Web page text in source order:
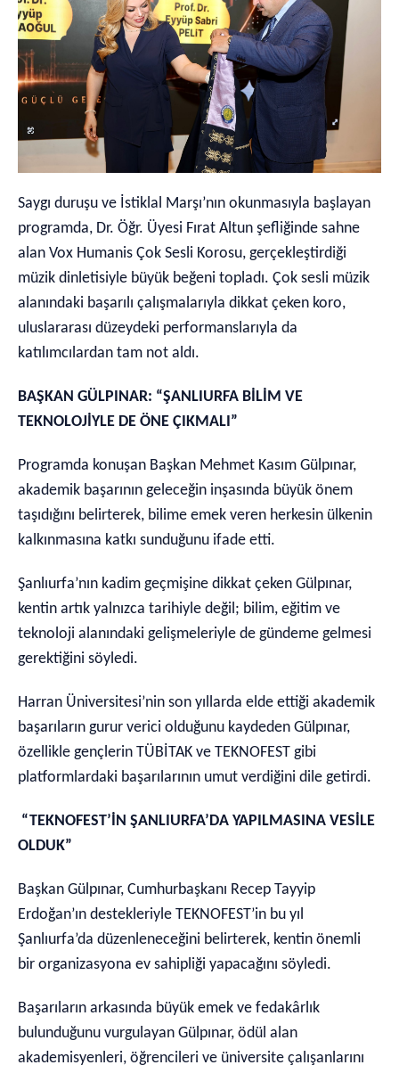
Saygı duruşu ve İstiklal Marşı’nın okunmasıyla başlayan
programda, Dr. Öğr. Üyesi Fırat Altun şefliğinde sahne
alan Vox Humanis Çok Sesli Korosu, gerçekleştirdiği
müzik dinletisiyle büyük beğeni topladı. Çok sesli müzik
alanındaki başarılı çalışmalarıyla dikkat çeken koro,
uluslararası düzeydeki performanslarıyla da
katılımcılardan tam not aldı.
BAŞKAN GÜLPINAR: “ŞANLIURFA BİLİM VE
TEKNOLOJİYLE DE ÖNE ÇIKMALI”
Programda konuşan Başkan Mehmet Kasım Gülpınar,
akademik başarının geleceğin inşasında büyük önem
taşıdığını belirterek, bilime emek veren herkesin ülkenin
kalkınmasına katkı sunduğunu ifade etti.
Şanlıurfa’nın kadim geçmişine dikkat çeken Gülpınar,
kentin artık yalnızca tarihiyle değil; bilim, eğitim ve
teknoloji alanındaki gelişmeleriyle de gündeme gelmesi
gerektiğini söyledi.
Harran Üniversitesi’nin son yıllarda elde ettiği akademik
başarıların gurur verici olduğunu kaydeden Gülpınar,
özellikle gençlerin TÜBİTAK ve TEKNOFEST gibi
platformlardaki başarılarının umut verdiğini dile getirdi.
“TEKNOFEST’İN ŞANLIURFA’DA YAPILMASINA VESİLE
OLDUK”
Başkan Gülpınar, Cumhurbaşkanı Recep Tayyip
Erdoğan’ın destekleriyle TEKNOFEST’in bu yıl
Şanlıurfa’da düzenleneceğini belirterek, kentin önemli
bir organizasyona ev sahipliği yapacağını söyledi.
Başarıların arkasında büyük emek ve fedakârlık
bulunduğunu vurgulayan Gülpınar, ödül alan
akademisyenleri, öğrencileri ve üniversite çalışanlarını